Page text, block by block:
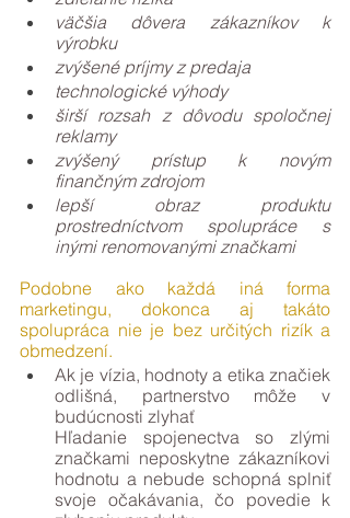
väčšia dôvera zákazníkov k
výrobku
zvýšené príjmy z predaja
technologické výhody
širší rozsah z dôvodu spoločnej
reklamy
zvýšený prístup k novým
finančným zdrojom
lepší obraz produktu
prostredníctvom spolupráce s
inými renomovanými značkami
Podobne ako každá iná forma
marketingu, dokonca aj takáto
spolupráca nie je bez určitých rizík a
obmedzení.
Ak je vízia, hodnoty a etika značiek
odlišná, partnerstvo môže v
budúcnosti zlyhať
Hľadanie spojenectva so zlými
značkami neposkytne zákazníkovi
hodnotu a nebude schopná splniť
svoje očakávania, čo povedie k